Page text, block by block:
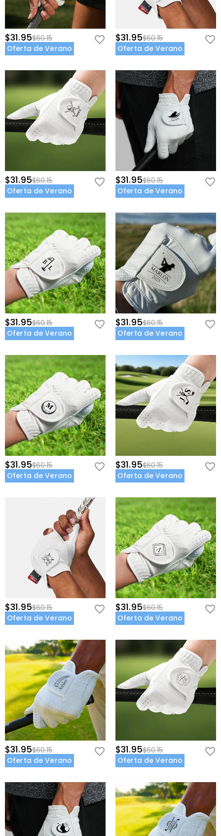
$31.95$60.15
Oferta de Verano
$31.95$60.15
Oferta de Verano
$31.95$60.15
Oferta de Verano
$31.95$60.15
Oferta de Verano
$31.95$60.15
Oferta de Verano
$31.95$60.15
Oferta de Verano
$31.95$60.15
Oferta de Verano
$31.95$60.15
Oferta de Verano
$31.95$60.15
Oferta de Verano
$31.95$60.15
Oferta de Verano
$31.95$60.15
Oferta de Verano
$31.95$60.15
Oferta de Verano